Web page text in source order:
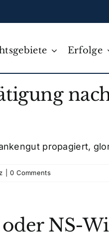
Erfolge
propagiert,
0 Comments
NS-